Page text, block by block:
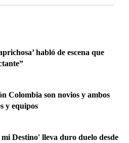
habló de escena que
Colombia son novios y ambos
y equipos
Destino' lleva duro duelo desde